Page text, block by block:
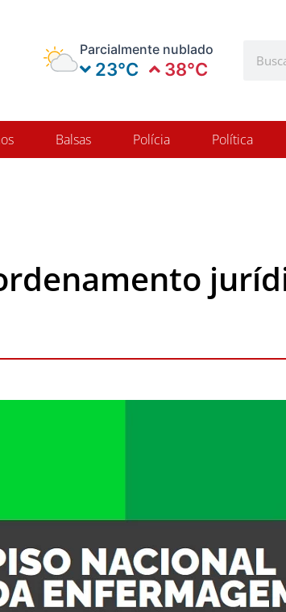
Parcialmente nublado
23°C 38°C
Balsas Polícia Política